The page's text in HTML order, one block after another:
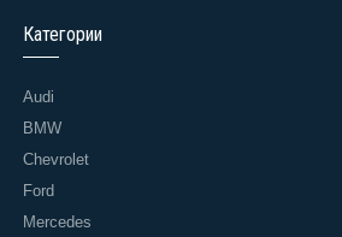
Категории
Audi
BMW
Chevrolet
Ford
Mercedes